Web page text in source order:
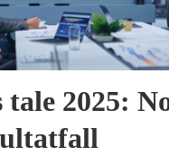
tale 2025: